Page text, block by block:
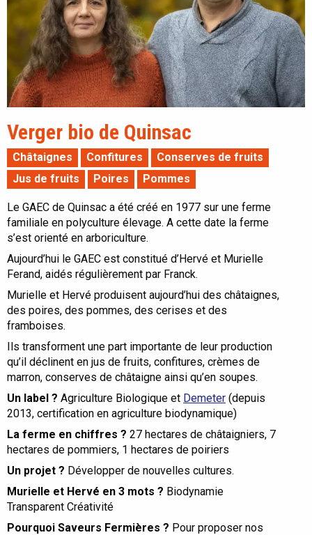
Verger bio de Quinsac
Châtaignes Confitures
Conserves de fruits
Jus de fruits
Poires Pommes
Le GAEC de Quinsac a été créé en 1977 sur une ferme
familiale en polyculture élevage. A cette date la ferme
s’est orienté en arboriculture.
Aujourd’hui le GAEC est constitué d’Hervé et Murielle
Ferand, aidés régulièrement par Franck.
Murielle et Hervé produisent aujourd’hui des châtaignes,
des poires, des pommes, des cerises et des
framboises.
Ils transforment une part importante de leur production
qu’il déclinent en jus de fruits, confitures, crèmes de
marron, conserves de châtaigne ainsi qu’en soupes.
Un label ? Agriculture Biologique et Demeter (depuis
2013, certification en agriculture biodynamique)
La ferme en chiffres ? 27 hectares de châtaigniers, 7
hectares de pommiers, 1 hectares de poiriers
Un projet ? Développer de nouvelles cultures.
Murielle et Hervé en 3 mots ? Biodynamie
Transparent Créativité
Pourquoi Saveurs Fermières ? Pour proposer nos